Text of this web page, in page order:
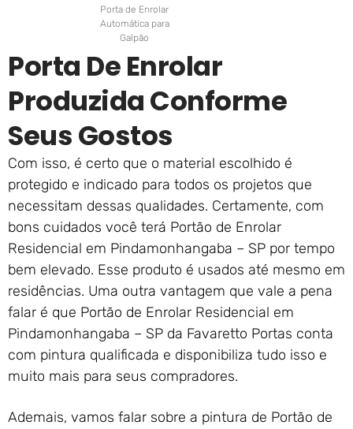
Porta de Enrolar
Automática para
Galpão
Porta De Enrolar
Produzida Conforme
Seus Gostos
Com isso, é certo que o material escolhido é
protegido e indicado para todos os projetos que
necessitam dessas qualidades. Certamente, com
bons cuidados você terá Portão de Enrolar
Residencial em Pindamonhangaba – SP por tempo
bem elevado. Esse produto é usados até mesmo em
residências. Uma outra vantagem que vale a pena
falar é que Portão de Enrolar Residencial em
Pindamonhangaba – SP da Favaretto Portas conta
com pintura qualificada e disponibiliza tudo isso e
muito mais para seus compradores.
Ademais, vamos falar sobre a pintura de Portão de